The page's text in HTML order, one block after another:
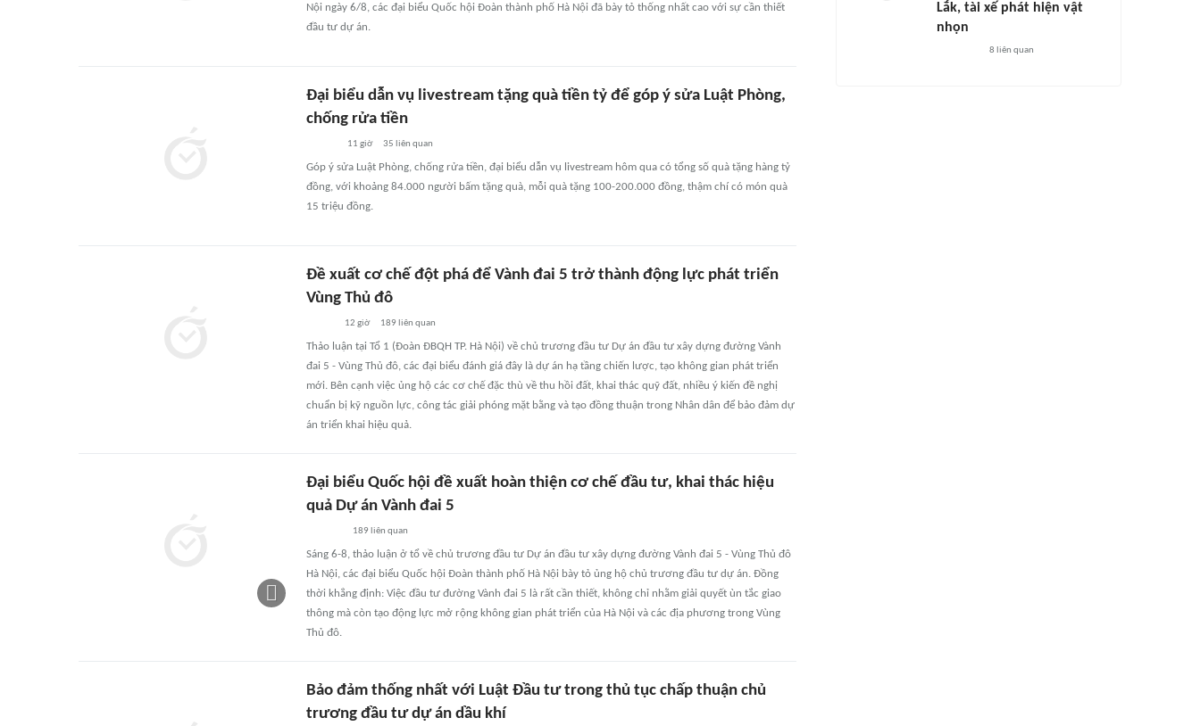
Nội ngày 6/8, các đại biểu Quốc hội Đoàn thành phố Hà Nội đã bày tỏ thống nhất cao với sự cần thiết
đầu tư dự án.
Đại biểu dẫn vụ livestream tặng quà tiền tỷ để góp ý sửa Luật Phòng,
chống rửa tiền
11 giờ 35 liên quan
Góp ý sửa Luật Phòng, chống rửa tiền, đại biểu dẫn vụ livestream hôm qua có tổng số quà tặng hàng tỷ
đồng, với khoảng 84.000 người bấm tặng quà, mỗi quà tặng 100-200.000 đồng, thậm chí có món quà
15 triệu đồng.
Đề xuất cơ chế đột phá để Vành đai 5 trở thành động lực phát triển
Vùng Thủ đô
12 giờ 189 liên quan
Thảo luận tại Tổ 1 (Đoàn ĐBQH TP. Hà Nội) về chủ trương đầu tư Dự án đầu tư xây dựng đường Vành
đai 5 - Vùng Thủ đô, các đại biểu đánh giá đây là dự án hạ tầng chiến lược, tạo không gian phát triển
mới. Bên cạnh việc ủng hộ các cơ chế đặc thù về thu hồi đất, khai thác quỹ đất, nhiều ý kiến đề nghị
chuẩn bị kỹ nguồn lực, công tác giải phóng mặt bằng và tạo đồng thuận trong Nhân dân để bảo đảm dự
án triển khai hiệu quả.
Đại biểu Quốc hội đề xuất hoàn thiện cơ chế đầu tư, khai thác hiệu
quả Dự án Vành đai 5
189 liên quan
Sáng 6-8, thảo luận ở tổ về chủ trương đầu tư Dự án đầu tư xây dựng đường Vành đai 5 - Vùng Thủ đô
Hà Nội, các đại biểu Quốc hội Đoàn thành phố Hà Nội bày tỏ ủng hộ chủ trương đầu tư dự án. Đồng
thời khẳng định: Việc đầu tư đường Vành đai 5 là rất cần thiết, không chỉ nhằm giải quyết ùn tắc giao
thông mà còn tạo động lực mở rộng không gian phát triển của Hà Nội và các địa phương trong Vùng
Thủ đô.
Bảo đảm thống nhất với Luật Đầu tư trong thủ tục chấp thuận chủ
trương đầu tư dự án dầu khí
Lắk, tài xế phát hiện vật
nhọn
8 liên quan